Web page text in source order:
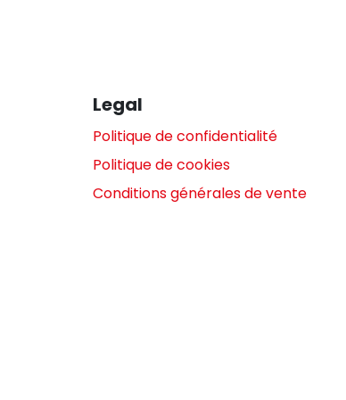
Legal
Politique de confidentialité
Politique de cookies
Conditions générales de vente